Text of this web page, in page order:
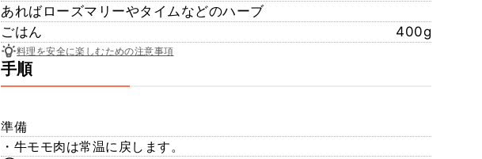
あればローズマリーやタイムなどのハーブ
ごはん
400g
料理を安全に楽しむための注意事項
手順
準備
・牛モモ肉は常温に戻します。